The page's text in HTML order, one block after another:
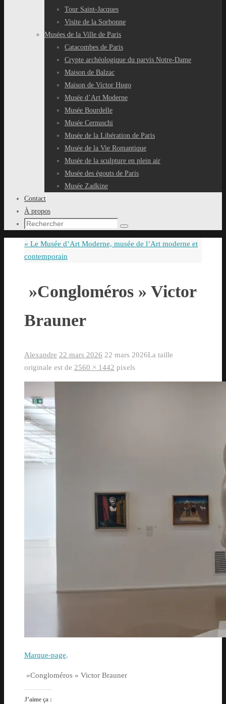
Tour Saint-Jacques
Visite de la Sorbonne
Musées de la Ville de Paris
Catacombes de Paris
Crypte archéologique du parvis Notre-Dame
Maison de Balzac
Maison de Victor Hugo
Musée d’Art Moderne
Musée Bourdelle
Musée Cernuschi
Musée de la Libération de Paris
Musée de la Vie Romantique
Musée de la sculpture en plein air
Musée des égouts de Paris
Musée Zadkine
Contact
À propos
Recherche
:
Rechercher
« Le Musée d’Art Moderne, musée de l’Art moderne et
contemporain
»Congloméros » Victor
Brauner
Alexandre 22 mars 2026 22 mars 2026La taille
originale est de 2560 × 1442 pixels
Marque-page.
»Congloméros » Victor Brauner
J’aime ça :